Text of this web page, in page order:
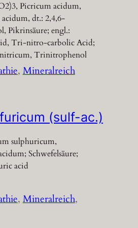
Picricum acidum,
dt.: 2,4,6-
Pikrinsäure; engl.:
Tri-nitro-carbolic Acid;
Trinitrophenol
, Mineralreich
(sulf-ac.)
sulphuricum,
Schwefelsäure;
acid
, Mineralreich